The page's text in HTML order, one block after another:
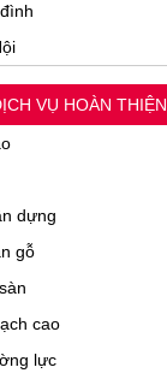
VỤ HOÀN THIỆN
dựng
gỗ
cao
lực